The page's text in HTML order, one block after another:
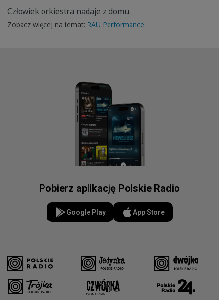
Człowiek orkiestra nadaje z domu.
Zobacz więcej na temat: RAU Performance
Pobierz aplikację Polskie Radio
Google Play App Store